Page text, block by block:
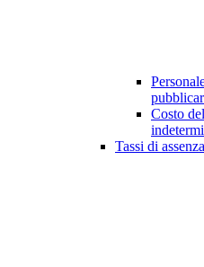
Costo
Tassi di assenza